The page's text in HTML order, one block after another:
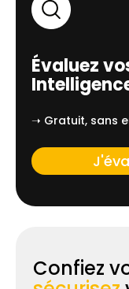
Évaluez
➝ Gratuit, sans
Confiez